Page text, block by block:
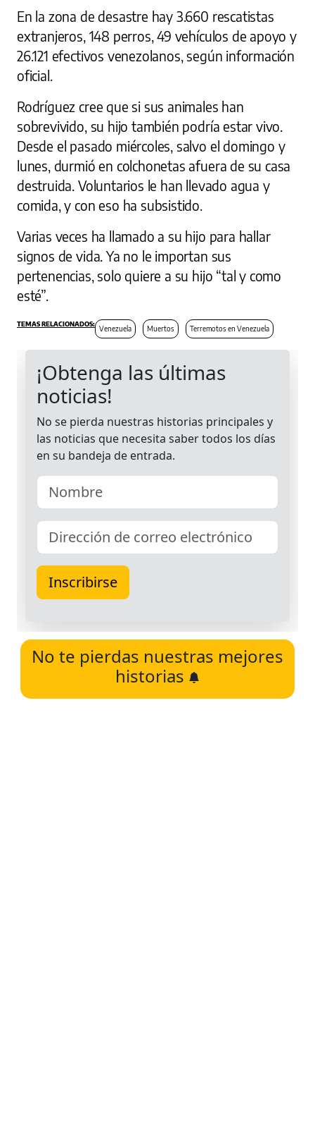
En la zona de desastre hay 3.660 rescatistas
extranjeros, 148 perros, 49 vehículos de apoyo y
26.121 efectivos venezolanos, según información
oficial.
Rodríguez cree que si sus animales han
sobrevivido, su hijo también podría estar vivo.
Desde el pasado miércoles, salvo el domingo y
lunes, durmió en colchonetas afuera de su casa
destruida. Voluntarios le han llevado agua y
comida, y con eso ha subsistido.
Varias veces ha llamado a su hijo para hallar
signos de vida. Ya no le importan sus
pertenencias, solo quiere a su hijo “tal y como
esté”.
Venezuela Muertos Terremotos en Venezuela
No te pierdas nuestras mejores
historias